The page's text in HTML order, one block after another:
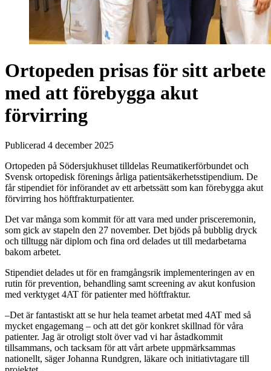
Ortopeden prisas för sitt arbete
med att förebygga akut
förvirring
Publicerad 4 december 2025
Ortopeden på Södersjukhuset tilldelas Reumatikerförbundet och
Svensk ortopedisk förenings årliga patientsäkerhetsstipendium. De
får stipendiet för införandet av ett arbetssätt som kan förebygga akut
förvirring hos höftfrakturpatienter.
Det var många som kommit för att vara med under prisceremonin,
som gick av stapeln den 27 november. Det bjöds på bubblig dryck
och tilltugg när diplom och fina ord delades ut till medarbetarna
bakom arbetet.
Stipendiet delades ut för en framgångsrik implementeringen av en
rutin för prevention, behandling samt screening av akut konfusion
med verktyget 4AT för patienter med höftfraktur.
–Det är fantastiskt att se hur hela teamet arbetat med 4AT med så
mycket engagemang – och att det gör konkret skillnad för våra
patienter. Jag är otroligt stolt över vad vi har åstadkommit
tillsammans, och tacksam för att vårt arbete uppmärksammas
nationellt, säger Johanna Rundgren, läkare och initiativtagare till